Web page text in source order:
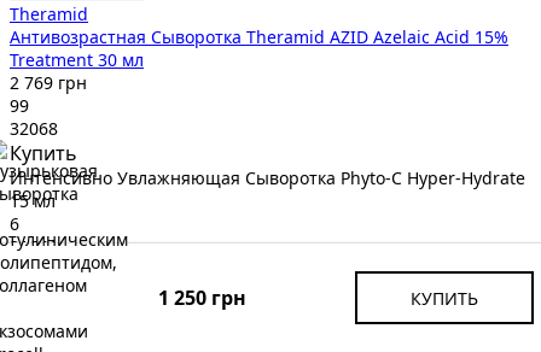
1 250 грн КУПИТЬ
Theramid
Антивозрастная Сыворотка Theramid AZID Azelaic Acid 15%
Treatment 30 мл
2 769 грн
99
32068
Купить
Интенсивно Увлажняющая Сыворотка Phyto-C Hyper-Hydrate
15 мл
6
31641
3465
Phyto-C
Сыворотки / Эссенции